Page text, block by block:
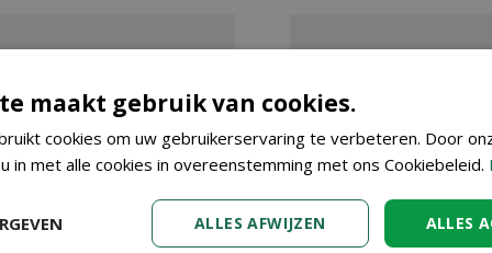
maakt gebruik van cookies.
cookies om uw gebruikerservaring te verbeteren. Door
in met alle cookies in overeenstemming met ons Cookiebeleid.
ALLES
ALLES AFWIJZEN